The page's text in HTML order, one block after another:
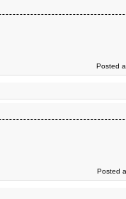
Posted
Posted